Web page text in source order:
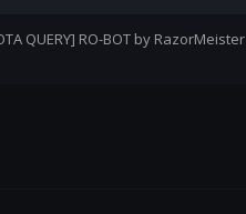
QUERY] RO-BOT by RazorMeister